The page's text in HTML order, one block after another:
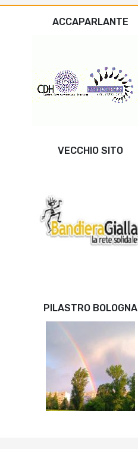
ACCAPARLANTE
VECCHIO SITO
PILASTRO BOLOGNA